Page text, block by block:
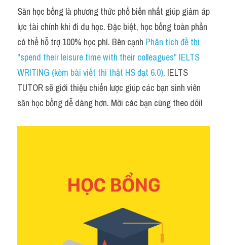
Verb
Du học Hà Lan
Du học Cấp Ba
Đề thi thật Task 1
Adv
Đề thi IELTS thật
Săn học bổng là phương thức phổ biến nhất giúp giảm áp
lực tài chính khi đi du học. Đặc biệt, học bổng toàn phần
có thể hỗ trợ 100% học phí. Bên cạnh Phân tích đề thi
"spend their leisure time with their colleagues" IELTS
WRITING (kèm bài viết thi thật HS đạt 6.0), IELTS
TUTOR sẽ giới thiệu chiến lược giúp các bạn sinh viên
săn học bổng dễ dàng hơn. Mời các bạn cùng theo dõi!